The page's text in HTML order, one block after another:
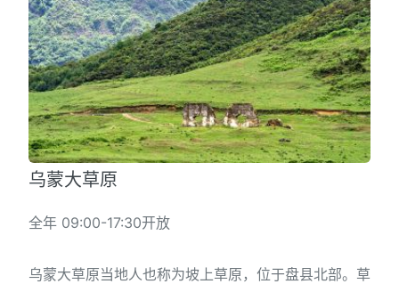
乌蒙大草原
全年 09:00-17:30开放
乌蒙大草原当地人也称为坡上草原，位于盘县北部。草